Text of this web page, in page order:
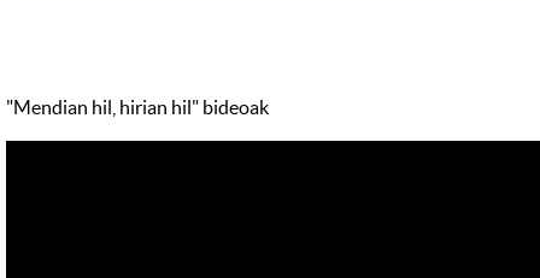
"Mendian hil, hirian hil" bideoak